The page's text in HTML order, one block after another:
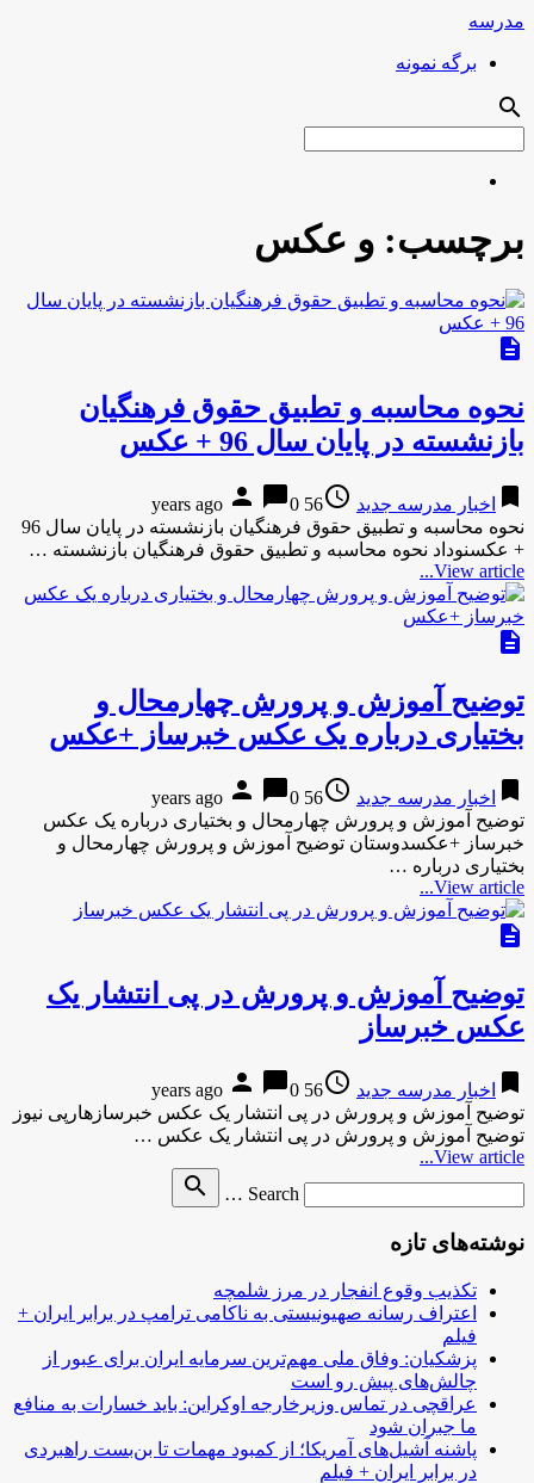
مدرسه
برگه نمونه
search
برچسب: و عکس
description
نحوه محاسبه و تطبیق حقوق فرهنگیان
بازنشسته در پایان سال 96 + عکس
bookmark اخبار مدرسه جدید access_time
56 years ago
person chat_bubble0
نحوه محاسبه و تطبیق حقوق فرهنگیان بازنشسته در پایان سال 96
+ عکسنوداد نحوه محاسبه و تطبیق حقوق فرهنگیان بازنشسته …
View article...
description
توضیح آموزش و پرورش چهارمحال و
بختیاری درباره یک عکس خبرساز +عکس
bookmark اخبار مدرسه جدید access_time
56 years ago
person chat_bubble0
توضیح آموزش و پرورش چهارمحال و بختیاری درباره یک عکس
خبرساز +عکسدوستان توضیح آموزش و پرورش چهارمحال و
بختیاری درباره …
View article...
description
توضیح آموزش و پرورش در پی انتشار یک
عکس خبرساز
bookmark اخبار مدرسه جدید access_time
56 years ago
person chat_bubble0
توضیح آموزش و پرورش در پی انتشار یک عکس خبرسازهارپی نیوز
توضیح آموزش و پرورش در پی انتشار یک عکس …
View article...
Search …
search
نوشته‌های تازه
تکذیب وقوع انفجار در مرز شلمچه
اعتراف رسانه صهیونیستی به ناکامی ترامپ در برابر ایران +
فیلم
پزشکیان: وفاق ملی مهم‌ترین سرمایه ایران برای عبور از
چالش‌های پیش رو است
عراقچی در تماس وزیرخارجه اوکراین: باید خسارات به منافع
ما جبران شود
پاشنه آشیل‌های آمریکا؛ از کمبود مهمات تا بن‌بست راهبردی
در برابر ایران + فیلم